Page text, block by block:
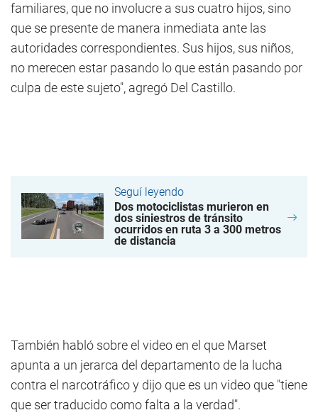
familiares, que no involucre a sus cuatro hijos, sino
que se presente de manera inmediata ante las
autoridades correspondientes. Sus hijos, sus niños,
no merecen estar pasando lo que están pasando por
culpa de este sujeto", agregó Del Castillo.
Seguí leyendo
Dos motociclistas murieron en
dos siniestros de tránsito
ocurridos en ruta 3 a 300 metros
de distancia
También habló sobre el video en el que Marset
apunta a un jerarca del departamento de la lucha
contra el narcotráfico y dijo que es un video que "tiene
que ser traducido como falta a la verdad".